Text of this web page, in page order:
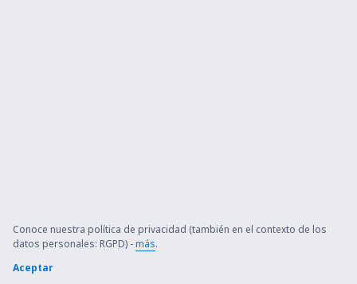
Conoce nuestra política de privacidad (también en el contexto de los
datos personales: RGPD) -más.
Aceptar